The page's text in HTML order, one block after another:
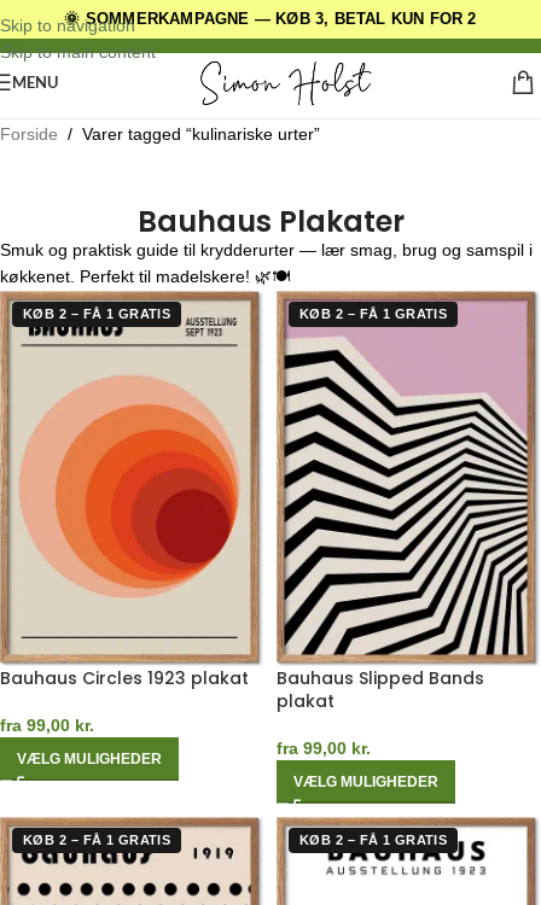
🌞 SOMMERKAMPAGNE — KØB 3, BETAL KUN FOR 2
Skip to navigation
Skip to main content
DANSKE ORIGINALE DESIGNS
MENU
Forside / Varer tagged “kulinariske urter”
Bauhaus Plakater
Smuk og praktisk guide til krydderurter — lær smag, brug og samspil i
køkkenet. Perfekt til madelskere! 🌿🍽️
KØB 2 – FÅ 1 GRATIS
Bauhaus Circles 1923 plakat
fra 99,00 kr.
VÆLG MULIGHEDER
KØB 2 – FÅ 1 GRATIS
Bauhaus Slipped Bands
plakat
fra 99,00 kr.
VÆLG MULIGHEDER
KØB 2 – FÅ 1 GRATIS KØB 2 – FÅ 1 GRATIS